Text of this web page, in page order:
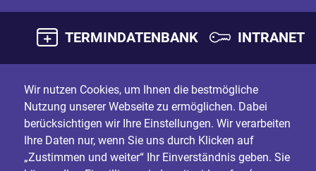
TERMINDATENBANK INTRANET
Wir nutzen Cookies, um Ihnen die bestmögliche
Nutzung unserer Webseite zu ermöglichen. Dabei
berücksichtigen wir Ihre Einstellungen. Wir verarbeiten
Ihre Daten nur, wenn Sie uns durch Klicken auf
„Zustimmen und weiter“ Ihr Einverständnis geben. Sie